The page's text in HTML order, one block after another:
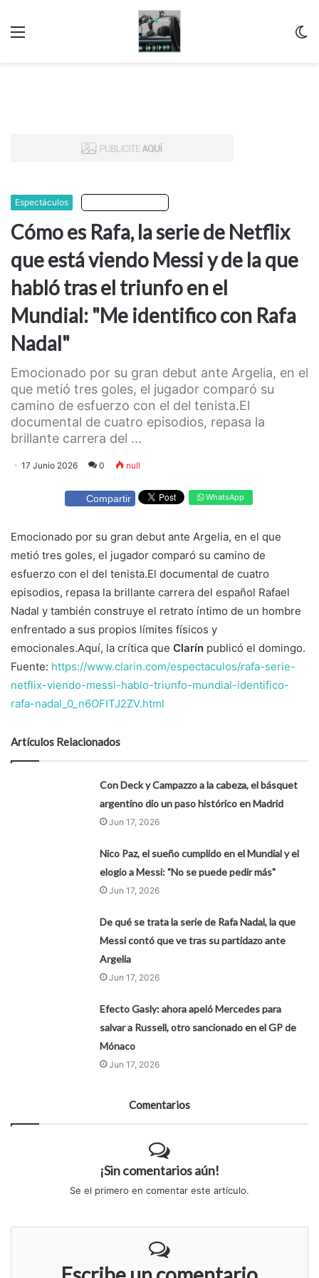
Espectáculos
Cómo es Rafa, la serie de Netflix
que está viendo Messi y de la que
habló tras el triunfo en el
Mundial: "Me identifico con Rafa
Nadal"
Emocionado por su gran debut ante Argelia, en el
que metió tres goles, el jugador comparó su
camino de esfuerzo con el del tenista.El
documental de cuatro episodios, repasa la
brillante carrera del ...
17 Junio 2026 0 null
Compartir WhatsApp
Emocionado por su gran debut ante Argelia, en el que
metió tres goles, el jugador comparó su camino de
esfuerzo con el del tenista.El documental de cuatro
episodios, repasa la brillante carrera del español Rafael
Nadal y también construye el retrato íntimo de un hombre
enfrentado a sus propios límites físicos y
emocionales.Aquí, la crítica que Clarín publicó el domingo.
Fuente: https://www.clarin.com/espectaculos/rafa-serie-
netflix-viendo-messi-hablo-triunfo-mundial-identifico-
rafa-nadal_0_n6OFITJ2ZV.html
Artículos Relacionados
Con Deck y Campazzo a la cabeza, el básquet
argentino dio un paso histórico en Madrid
Jun 17, 2026
Nico Paz, el sueño cumplido en el Mundial y el
elogio a Messi: "No se puede pedir más"
Jun 17, 2026
De qué se trata la serie de Rafa Nadal, la que
Messi contó que ve tras su partidazo ante
Argelia
Jun 17, 2026
Efecto Gasly: ahora apeló Mercedes para
salvar a Russell, otro sancionado en el GP de
Mónaco
Jun 17, 2026
Comentarios
¡Sin comentarios aún!
Se el primero en comentar este artículo.